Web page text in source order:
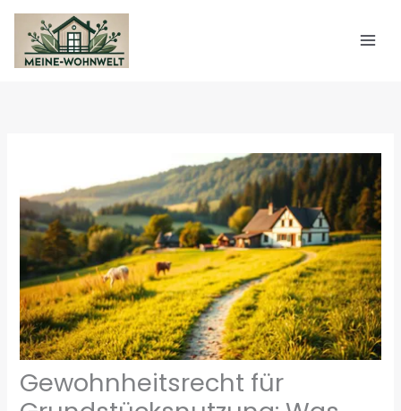
Zum
Inhalt
springen
Gewohnheitsrecht für